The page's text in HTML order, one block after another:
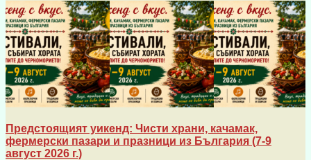
Предстоящият уикенд: Чисти храни, качамак,
фермерски пазари и празници из България (7-9
август 2026 г.)